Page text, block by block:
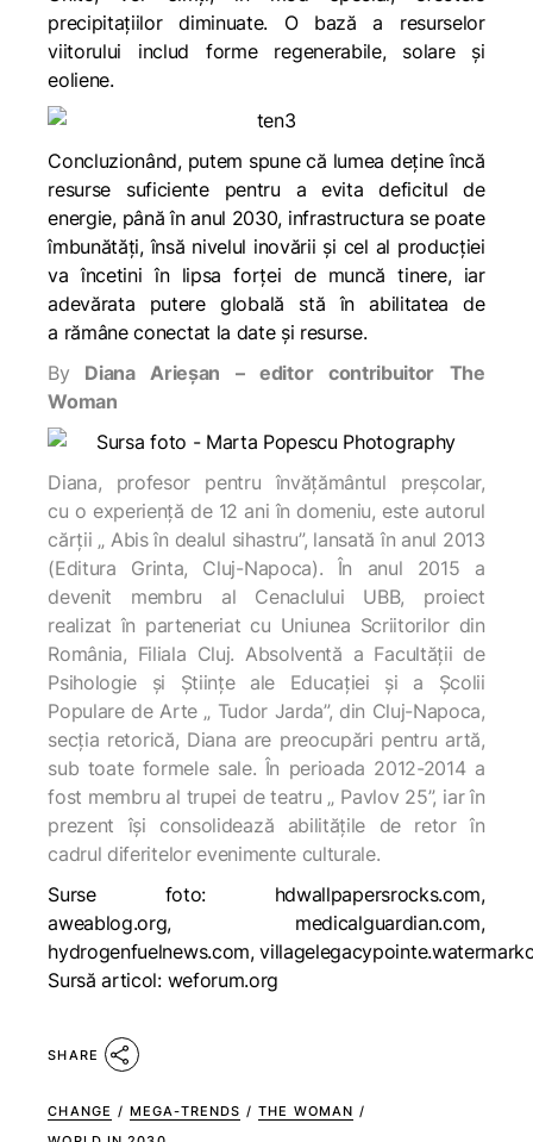
precipitațiilor diminuate. O bază a resurselor
viitorului includ forme regenerabile, solare și
eoliene.
Concluzionând, putem spune că lumea deține încă
resurse suficiente pentru a evita deficitul de
energie, până în anul 2030, infrastructura se poate
îmbunătăți, însă nivelul inovării și cel al producției
va încetini în lipsa forței de muncă tinere, iar
adevărata putere globală stă în abilitatea de
a rămâne conectat la date și resurse.
By Diana Arieșan – editor contribuitor The
Woman
Diana, profesor pentru învățământul preșcolar,
cu o experiență de 12 ani în domeniu, este autorul
cărții „ Abis în dealul sihastru”, lansată în anul 2013
(Editura Grinta, Cluj-Napoca). În anul 2015 a
devenit membru al Cenaclului UBB, proiect
realizat în parteneriat cu Uniunea Scriitorilor din
România, Filiala Cluj. Absolventă a Facultății de
Psihologie și Științe ale Educației și a Școlii
Populare de Arte „ Tudor Jarda”, din Cluj-Napoca,
secția retorică, Diana are preocupări pentru artă,
sub toate formele sale. În perioada 2012-2014 a
fost membru al trupei de teatru „ Pavlov 25”, iar în
prezent își consolidează abilitățile de retor în
cadrul diferitelor evenimente culturale.
Surse foto: hdwallpapersrocks.com,
aweablog.org, medicalguardian.com,
hydrogenfuelnews.com,
Sursă articol: weforum.org
SHARE
CHANGE / MEGA-TRENDS / THE WOMAN /